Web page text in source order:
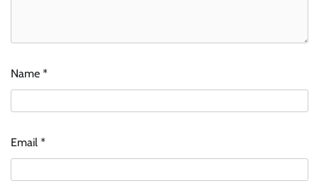
Name *
Email *